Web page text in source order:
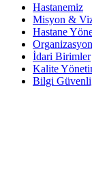
Hastanemiz
Misyon &
Hastane
Organizasyon
İdari Birimler
Kalite
Bilgi